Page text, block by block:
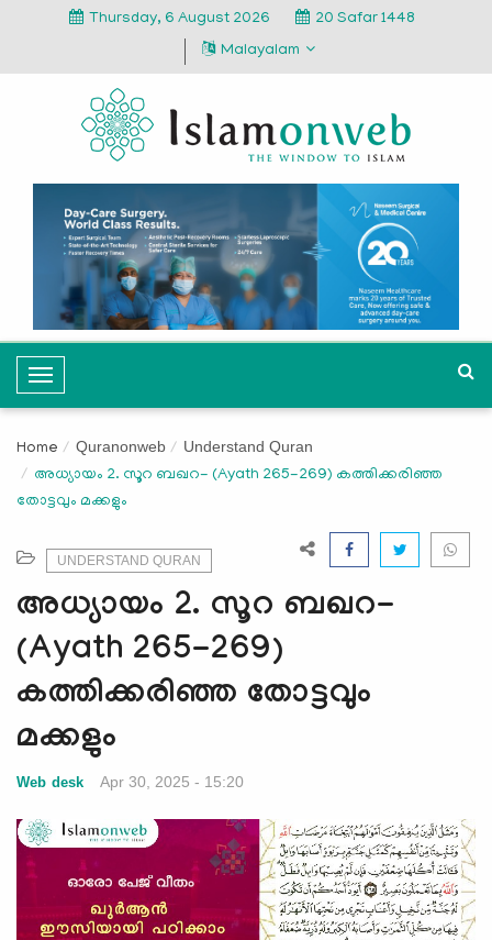
Thursday, 6 August 2026
20 Safar 1448
Malayalam
T
o
g
l
e
v
i
g
t
o
n
Home Quranonweb Understand Quran
അധ്യായം 2. സൂറ ബഖറ- (Ayath 265-269) കത്തിക്കരിഞ്ഞ
തോട്ടവും മക്കളും
UNDERSTAND QURAN
അധ്യായം 2. സൂറ ബഖറ-
(Ayath 265-269)
കത്തിക്കരിഞ്ഞ തോട്ടവും
മക്കളും
Web desk Apr 30, 2025 - 15:20